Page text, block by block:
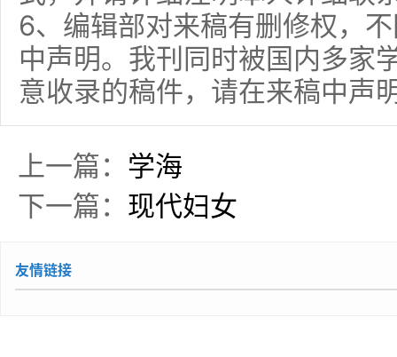
6、编辑部对来稿有删修权，
中声明。我刊同时被国内多家
意收录的稿件，请在来稿中声
上一篇： 学海
下一篇： 现代妇女
友情链接